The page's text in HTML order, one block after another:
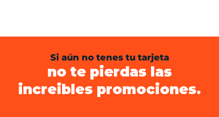
Si aún no tenes tu tarjeta
no te pierdas las
increibles promociones.